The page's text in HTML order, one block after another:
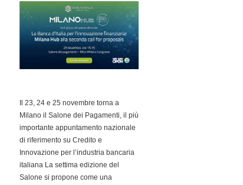
Il 23, 24 e 25 novembre torna a
Milano il Salone dei Pagamenti, il più
importante appuntamento nazionale
di riferimento su Credito e
Innovazione per l’industria bancaria
italiana La settima edizione del
Salone si propone come una